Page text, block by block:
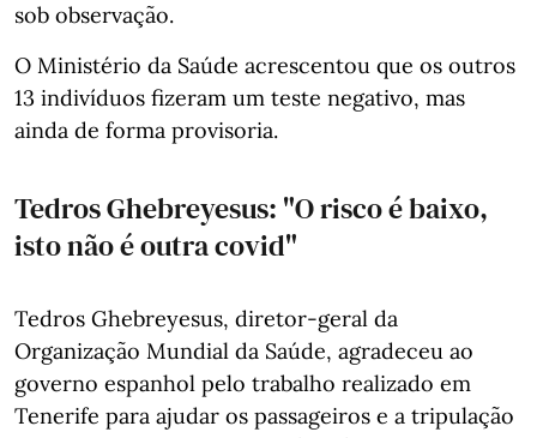
sob observação.
O Ministério da Saúde acrescentou que os outros
13 indivíduos fizeram um teste negativo, mas
ainda de forma provisoria.
Tedros Ghebreyesus: "O risco é baixo,
isto não é outra covid"
Tedros Ghebreyesus, diretor-geral da
Organização Mundial da Saúde, agradeceu ao
governo espanhol pelo trabalho realizado em
Tenerife para ajudar os passageiros e a tripulação